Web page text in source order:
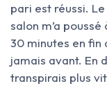
pari est réussi.
salon m’a
30 minutes en fin
jamais avant. En
transpirais plus